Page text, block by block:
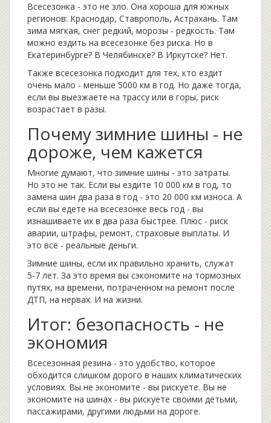
Всесезонка - это не зло. Она хороша для южных
регионов: Краснодар, Ставрополь, Астрахань. Там
зима мягкая, снег редкий, морозы - редкость. Там
можно ездить на всесезонке без риска. Но в
Екатеринбурге? В Челябинске? В Иркутске? Нет.
Также всесезонка подходит для тех, кто ездит
очень мало - меньше 5000 км в год. Но даже тогда,
если вы выезжаете на трассу или в горы, риск
возрастает в разы.
Почему зимние шины - не
дороже, чем кажется
Многие думают, что зимние шины - это затраты.
Но это не так. Если вы ездите 10 000 км в год, то
замена шин два раза в год - это 20 000 км износа. А
если вы едете на всесезонке весь год - вы
изнашиваете их в два раза быстрее. Плюс - риск
аварии, штрафы, ремонт, страховые выплаты. И
это всё - реальные деньги.
Зимние шины, если их правильно хранить, служат
5-7 лет. За это время вы сэкономите на тормозных
путях, на времени, потраченном на ремонт после
ДТП, на нервах. И на жизни.
Итог: безопасность - не
экономия
Всесезонная резина - это удобство, которое
обходится слишком дорого в наших климатических
условиях. Вы не экономите - вы рискуете. Вы не
экономите на шинах - вы рискуете своими детьми,
пассажирами, другими людьми на дороге.